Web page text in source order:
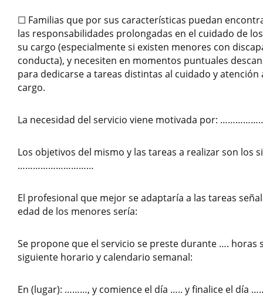
☐ Familias que por sus características puedan
las responsabilidades prolongadas en el cuidado de
su cargo (especialmente si existen menores con
conducta), y necesiten en momentos puntuales
para dedicarse a tareas distintas al cuidado y atención
cargo.
La necesidad del servicio viene motivada por:
Los objetivos del mismo y las tareas a realizar son los
…………………………
El profesional que mejor se adaptaría a las tareas
edad de los menores sería:
Se propone que el servicio se preste durante …. horas
siguiente horario y calendario semanal:
En (lugar): ………, y comience el día ….. y finalice el día